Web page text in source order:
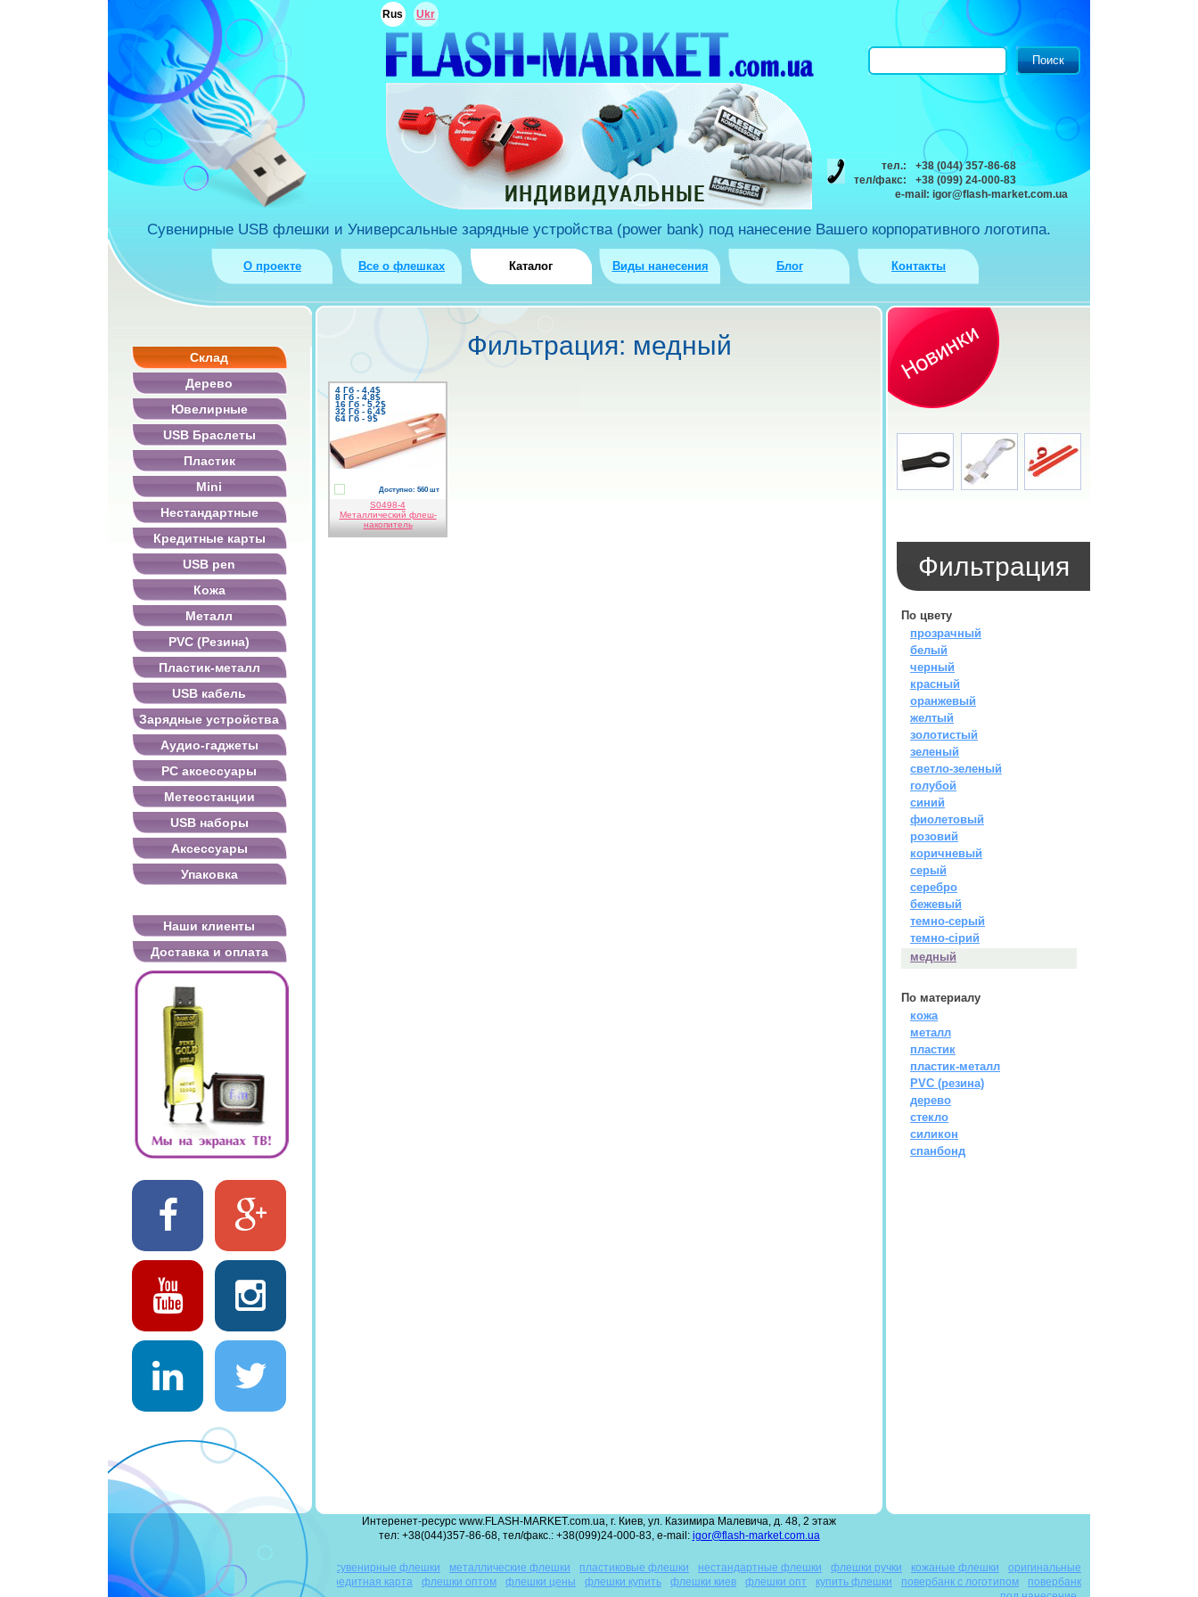
Сувенирные USB флешки и Универсальные зарядные устройства (power bank) под нанесение Вашего корпоративного логотипа.
О проекте Все о флешках Каталог Виды нанесения Блог Контакты
Rus Ukr
Фильтрация: медный
S0498-4
Металлический флеш-
накопитель
медныйДоступно: 560 шт
4 Гб - 4,4$
8 Гб - 4,8$
16 Гб - 5,2$
32 Гб - 6,4$
64 Гб - 9$
Склад
Дерево
Ювелирные
USB Браслеты
Пластик
Mini
Нестандартные
Кредитные карты
USB pen
Кожа
Металл
PVC (Резина)
Пластик-металл
USB кабель
Зарядные устройства
Аудио-гаджеты
PC аксессуары
Метеостанции
USB наборы
Аксессуары
Упаковка
Наши клиенты
Доставка и оплата
Фильтрация
По цвету
прозрачный
белый
черный
красный
оранжевый
желтый
золотистый
зеленый
светло-зеленый
голубой
синий
фиолетовый
розовий
коричневый
серый
серебро
бежевый
темно-серый
темно-сірий
медный
По материалу
кожа
металл
пластик
пластик-металл
PVC (резина)
дерево
стекло
силикон
спанбонд
Интеренет-ресурс www.FLASH-MARKET.com.ua, г. Киев, ул. Казимира Малевича, д. 48, 2 этаж
тел: +38(044)357-86-68, тел/факс.: +38(099)24-000-83, e-mail: igor@flash-market.com.ua
деревянные флешки сувенирные флешки металлические флешки пластиковые флешки нестандартные флешки флешки ручки кожаные флешки
оригинальные
флешки
повербанк оптом флешка-кредитная карта флешки оптом флешки цены флешки купить флешки киев флешки опт купить флешки повербанк с логотипом
повербанк
тел.:
+38 (044) 357-86-68
тел/факс:
+38 (099) 24-000-83
e-mail: igor@flash-market.com.ua